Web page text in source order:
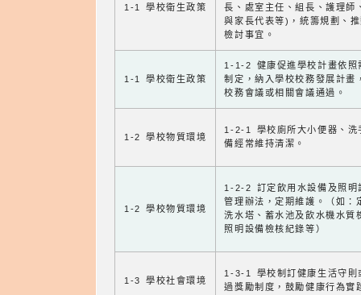
1-1 學校衛生政策
長、處室主任、組長、護理師
與家長代表等)，統籌規劃、
檢討事宜。
1-1 學校衛生政策
1-1-2 健康促進學校計畫依照
制定，納入學校校務發展計畫
校務會議或相關會議通過。
1-2 學校物質環境
1-2-1 學校廁所大小便器、洗
備經常維持清潔。
1-2 學校物質環境
1-2-2 訂定飲用水設備及照明
管理辦法，定期維護。（如：
洗水塔、蓄水池及飲水機水質
照明設備檢核紀錄等）
1-3 學校社會環境
1-3-1 學校制訂健康生活守則
過獎勵制度，鼓勵健康行為實